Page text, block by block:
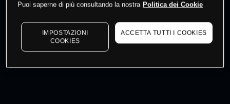
I prezzi sono solo indicativi. Accediper vedere gli ultimi
dati di mercato
to see latest market data
Puoi saperne di più consultando la nostra Politica dei Cookie
IMPOSTAZIONI
COOKIES
ACCETTA TUTTI I COOKIES